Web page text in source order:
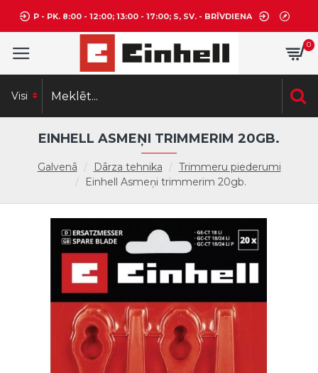
P - PK. 8:00 - 12:00; 13:00 - 17:00; S, SV. - BRĪVDIENA
0
Visi
Galvenā Dārza tehnika
Trimmeru piederumi
Einhell Asmeņi trimmerim 20gb.
EINHELL ASMEŅI TRIMMERIM 20GB.